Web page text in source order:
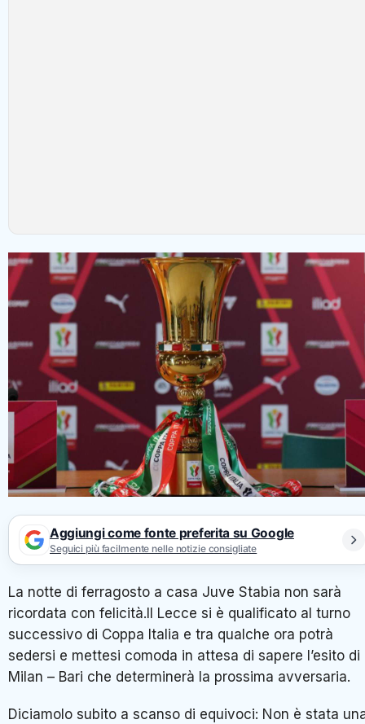
Aggiungi come fonte preferita su Google
Seguici più facilmente nelle notizie consigliate
La notte di ferragosto a casa Juve Stabia non sarà
ricordata con felicità.Il Lecce si è qualificato al turno
successivo di Coppa Italia e tra qualche ora potrà
sedersi e mettesi comoda in attesa di sapere l’esito di
Milan – Bari che determinerà la prossima avversaria.
Diciamolo subito a scanso di equivoci: Non è stata